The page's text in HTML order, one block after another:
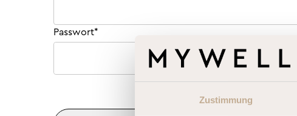
Zustimmung
Passwort